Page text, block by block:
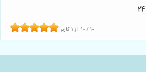
10 / 10 از 1 کاربر